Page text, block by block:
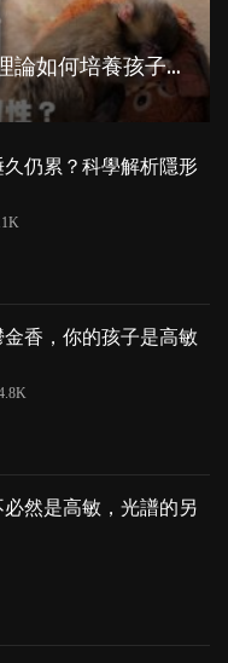
從
小獼猴Panchi 看：依附理論如何培養孩子心理韌性？
仍累？科學解析隱形
香，你的孩子是高敏
然是高敏，光譜的另